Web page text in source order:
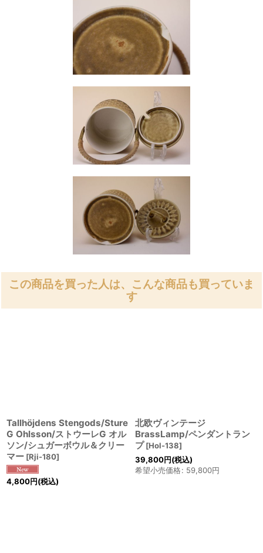
この商品を買った人は、こんな商品も買っていま
す
Tallhöjdens Stengods/Sture
G Ohlsson/ストウーレG オル
ソン/シュガーボウル＆クリー
マー [Rji-180]
4,800円(税込)
北欧ヴィンテージ
BrassLamp/ペンダントラン
プ [Hol-138]
39,800円(税込)
希望小売価格: 59,800円